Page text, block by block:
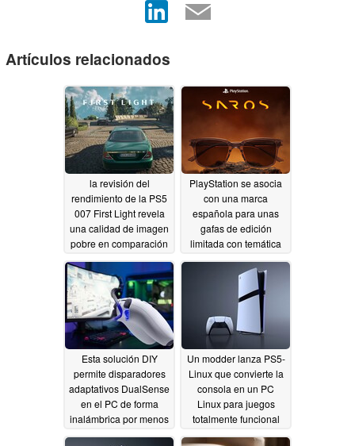
Artículos relacionados
la revisión del
rendimiento de la PS5
007 First Light revela
una calidad de imagen
pobre en comparación
con la PS5 Pro
05/27/2026
PlayStation se asocia
con una marca
española para unas
gafas de edición
limitada con temática
de Saros05/05/2026
Esta solución DIY
permite disparadores
adaptativos DualSense
en el PC de forma
inalámbrica por menos
de 10 dólares05/01/2026
Un modder lanza PS5-
Linux que convierte la
consola en un PC
Linux para juegos
totalmente funcional
04/29/2026